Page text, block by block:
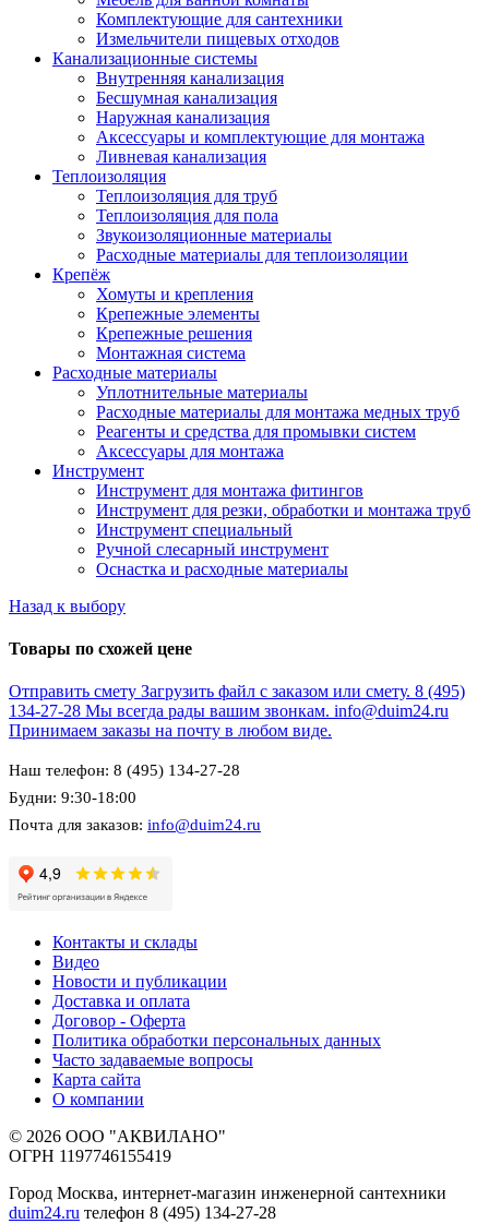
Комплектующие для сантехники
Измельчители пищевых отходов
Канализационные системы
Внутренняя канализация
Бесшумная канализация
Наружная канализация
Аксессуары и комплектующие для монтажа
Ливневая канализация
Теплоизоляция
Теплоизоляция для труб
Теплоизоляция для пола
Звукоизоляционные материалы
Расходные материалы для теплоизоляции
Крепёж
Хомуты и крепления
Крепежные элементы
Крепежные решения
Монтажная система
Расходные материалы
Уплотнительные материалы
Расходные материалы для монтажа медных труб
Реагенты и средства для промывки систем
Аксессуары для монтажа
Инструмент
Инструмент для монтажа фитингов
Инструмент для резки, обработки и монтажа труб
Инструмент специальный
Ручной слесарный инструмент
Оснастка и расходные материалы
Назад к выбору
Товары по схожей цене
Отправить смету Загрузить файл с заказом или смету. 8 (495)
134-27-28 Мы всегда рады вашим звонкам. info@duim24.ru
Принимаем заказы на почту в любом виде.
Наш телефон: 8 (495) 134-27-28
Будни: 9:30-18:00
Почта для заказов: info@duim24.ru
Контакты и склады
Видео
Новости и публикации
Доставка и оплата
Договор - Оферта
Политика обработки персональных данных
Часто задаваемые вопросы
Карта сайта
О компании
© 2026 ООО "АКВИЛАНО"
ОГРН 1197746155419
Город Москва, интернет-магазин инженерной сантехники
duim24.ru телефон 8 (495) 134-27-28